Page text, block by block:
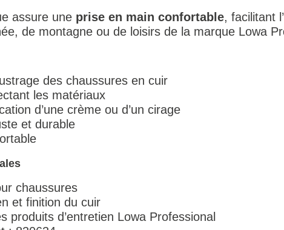
assure une prise en main confortable, facilitant
de montagne ou de loisirs de la marque Lowa
des chaussures en cuir
les matériaux
d’une crème ou d’un cirage
et durable
chaussures
et finition du cuir
produits d’entretien Lowa Professional